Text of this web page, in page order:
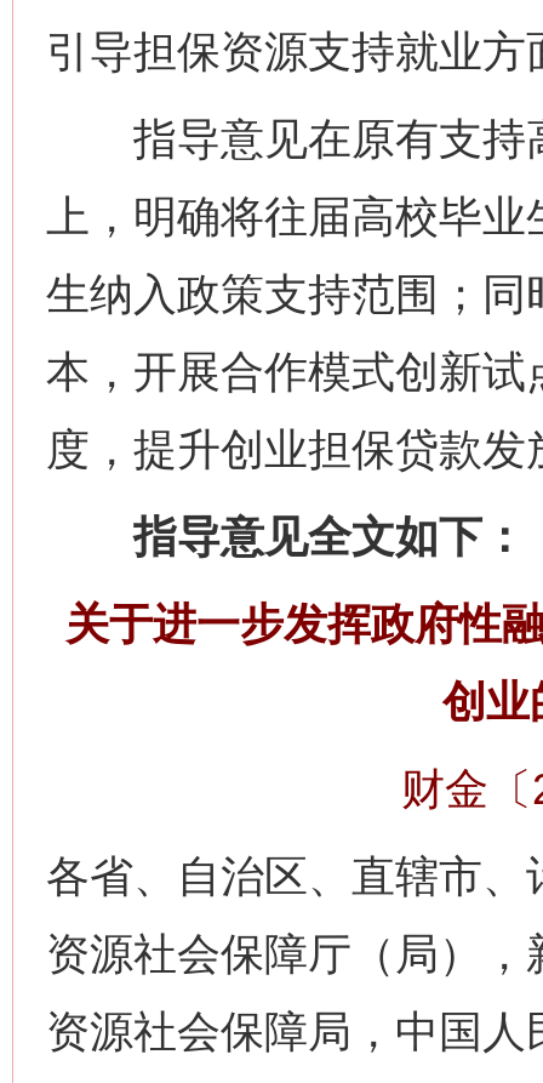
引导担保资源支持就业
指导意见在原有支持
上，明确将往届高校毕
生纳入政策支持范围；
本，开展合作模式创新
度，提升创业担保贷款发
指导意见全文如下：
关于进一步发挥政府性
创业
财金
各省、自治区、直辖市
资源社会保障厅（局）
资源社会保障局，中国